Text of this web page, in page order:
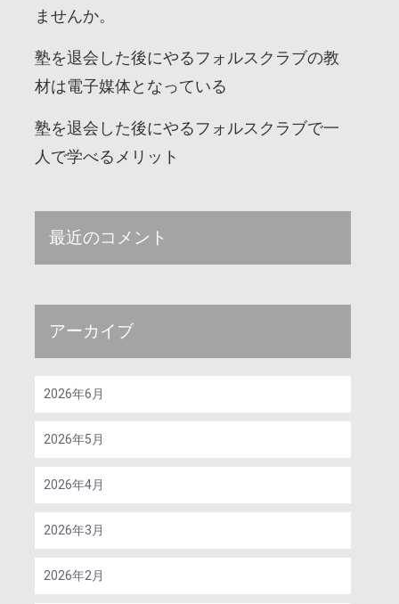
ませんか。
塾を退会した後にやるフォルスクラブの教
材は電子媒体となっている
塾を退会した後にやるフォルスクラブで一
人で学べるメリット
最近のコメント
アーカイブ
2026年6月
2026年5月
2026年4月
2026年3月
2026年2月